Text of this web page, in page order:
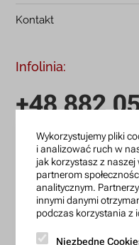
Kontakt
Infolinia:
+48 882
infolinia czynna: pn.-pt.:
Pisząc w sprawie
wiadomości numer, który
Wykorzystujemy pliki
i analizować ruch w
jak korzystasz z
partnerom
analitycznym.
innymi danymi
podczas korzystania z
Niezbędne